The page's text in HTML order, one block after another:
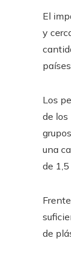
El
y
Los
de los
una
de
de